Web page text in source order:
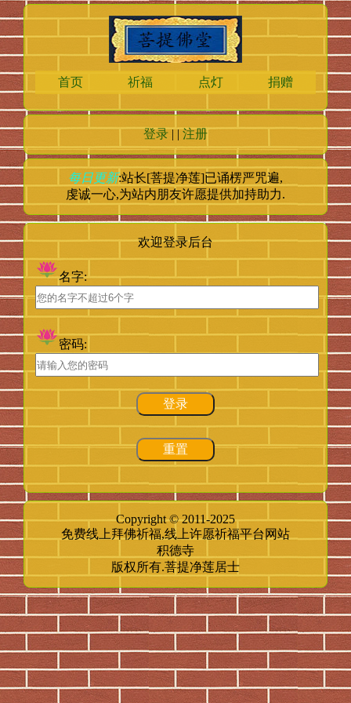
首页 祈福 点灯 捐赠
登录| |注册
每日更新:站长[菩提净莲]已诵楞严咒遍,
虔诚一心,为站内朋友许愿提供加持助力.
欢迎登录后台
名字:
密码:
登录
重置
Copyright © 2011-2025
免费线上拜佛祈福,线上许愿祈福平台网站
积德寺
版权所有.菩提净莲居士